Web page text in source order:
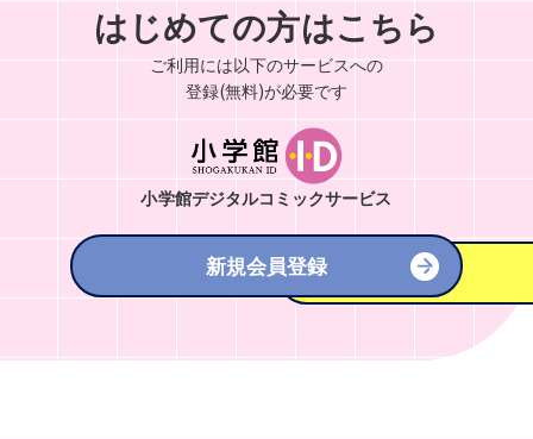
はじめての方はこちら
ご利用には以下のサービスへの
登録(無料)が必要です
小学館デジタルコミックサービス
新規会員登録